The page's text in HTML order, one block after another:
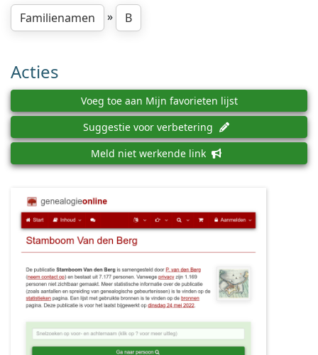
Familienamen
» B
Acties
Voeg toe aan Mijn favorieten lijst
Suggestie voor verbetering
Meld niet werkende link